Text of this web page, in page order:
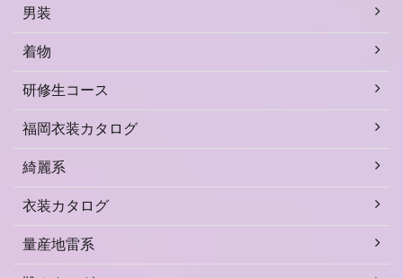
男装
着物
研修生コース
福岡衣装カタログ
綺麗系
衣装カタログ
量産地雷系